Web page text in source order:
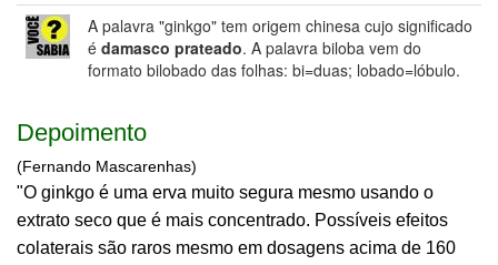
A palavra "ginkgo" tem origem chinesa cujo significado
é damasco prateado. A palavra biloba vem do
formato bilobado das folhas: bi=duas; lobado=lóbulo.
Depoimento
(Fernando Mascarenhas)
"O ginkgo é uma erva muito segura mesmo usando o
extrato seco que é mais concentrado. Possíveis efeitos
colaterais são raros mesmo em dosagens acima de 160